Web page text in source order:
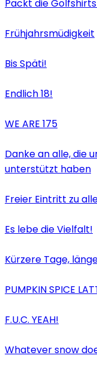
Packt die
Frühjahrsmüdigkeit
Bis Späti!
Endlich 18!
WE ARE 175
Danke an alle, die
unterstützt haben
Freier Eintritt zu
Es lebe die Vielfalt!
Kürzere Tage,
PUMPKIN SPICE
F.U.C. YEAH!
Whatever snow